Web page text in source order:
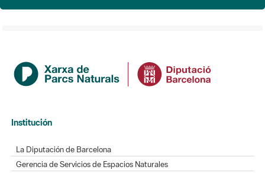
Institución
La Diputación de Barcelona
Gerencia de Servicios de Espacios Naturales